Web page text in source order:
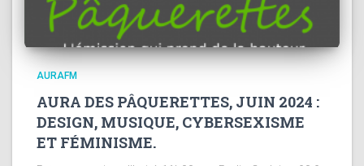
AURAFM
AURA DES PÂQUERETTES, JUIN 2024 :
DESIGN, MUSIQUE, CYBERSEXISME
ET FÉMINISME.